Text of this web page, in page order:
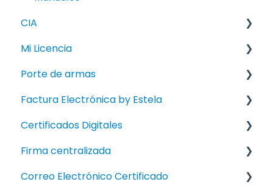
CIA
FAQ
Mi Licencia
FAQ
How To
Manuales
Porte de armas
How To
Manual
Factura Electrónica by Estela
FAQ
How To
Certificados Digitales
FAQ
Manual
Firma centralizada
FAQ
Correo Electrónico Certificado